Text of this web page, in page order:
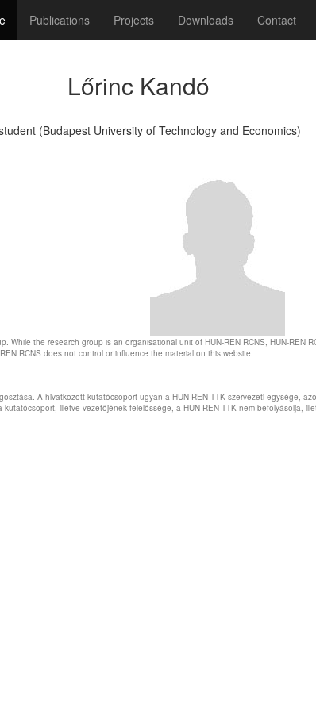
Publications Projects Downloads Contact
Lőrinc Kandó
(Budapest University of Technology and Economics)
the research group is an organisational unit of HUN-REN RCNS, HUN-REN
RCNS does not control or influence the material on this website.
A hivatkozott kutatócsoport ugyan a HUN-REN TTK szervezeti egysége,
illetve vezetőjének felelőssége, a HUN-REN TTK nem befolyásolja,